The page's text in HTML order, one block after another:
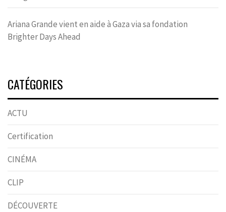
Ariana Grande vient en aide à Gaza via sa fondation
Brighter Days Ahead
CATÉGORIES
ACTU
Certification
CINÉMA
CLIP
DÉCOUVERTE